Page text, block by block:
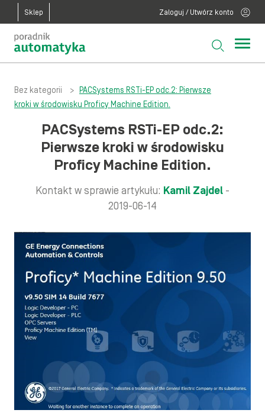
Sklep Zaloguj / Utwórz konto
Bez kategorii >
PACSystems RSTi-EP odc.2: Pierwsze
kroki w środowisku Proficy Machine Edition.
PACSystems RSTi-EP odc.2:
Pierwsze kroki w środowisku
Proficy Machine Edition.
Kontakt w sprawie artykułu: Kamil Zajdel -
2019-06-14